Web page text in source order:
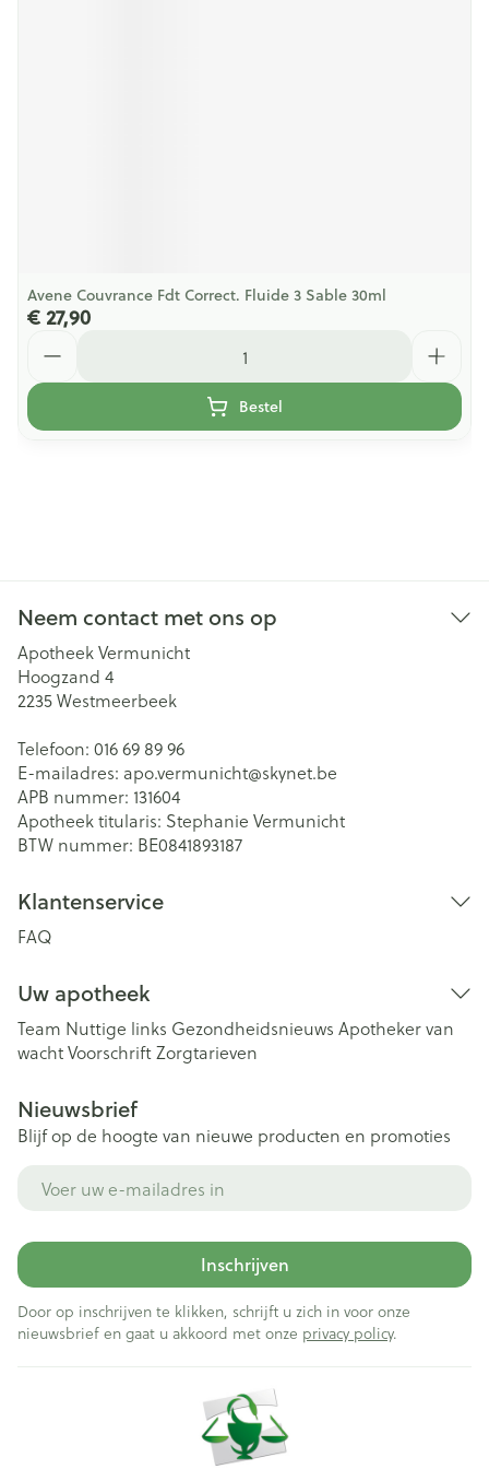
Avene Couvrance Fdt Correct. Fluide 3 Sable 30ml
€ 27,90
Bestel
Neem contact met ons op
Apotheek Vermunicht
Hoogzand 4
2235Westmeerbeek
Telefoon: 016 69 89 96
E-mailadres: apo.vermunicht@skynet.be
APB nummer: 131604
Apotheek titularis: Stephanie Vermunicht
BTW nummer: BE0841893187
Klantenservice
FAQ
Uw apotheek
Team Nuttige links Gezondheidsnieuws Apotheker van
wachtVoorschriftZorgtarieven
Nieuwsbrief
Blijf op de hoogte van nieuwe producten en promoties
Inschrijven
Door op inschrijven te klikken, schrijft u zich in voor onze
nieuwsbrief en gaat u akkoord met onze privacy policy.